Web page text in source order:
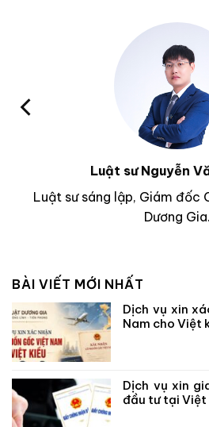
Luật sư Nguyễn
Luật sư sáng lập, Giám đốc
Dương Gia.
BÀI VIẾT MỚI NHẤT
Dịch vụ xin
Nam cho Việt
Dịch vụ xin
đầu tư tại Việt